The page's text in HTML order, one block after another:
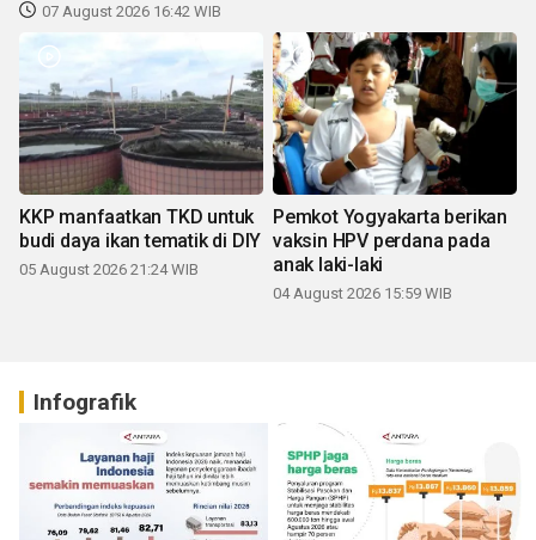
07 August 2026 16:42 WIB
KKP manfaatkan TKD untuk
budi daya ikan tematik di DIY
05 August 2026 21:24 WIB
Pemkot Yogyakarta berikan
vaksin HPV perdana pada
anak laki-laki
04 August 2026 15:59 WIB
Infografik